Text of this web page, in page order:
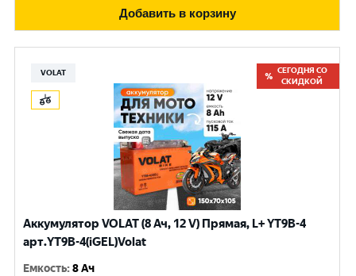
Добавить в корзину
VOLAT
СЕГОДНЯ СО
СКИДКОЙ
Аккумулятор VOLAT (8 Ач, 12 V) Прямая, L+ YT9B-4
арт.YT9B-4(iGEL)Volat
Емкость:8 Ач